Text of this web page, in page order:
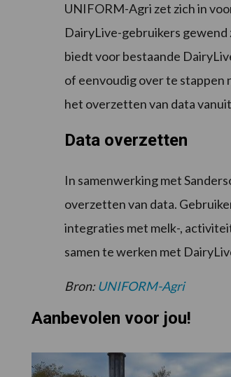
UNIFORM-Agri zet zich in
DairyLive-gebruikers
biedt voor bestaande
of eenvoudig over te stappen
het overzetten van data
Data overzetten
In samenwerking met
overzetten van data.
integraties met melk-,
samen te werken met
Bron: UNIFORM-Agri
Aanbevolen voor jou!